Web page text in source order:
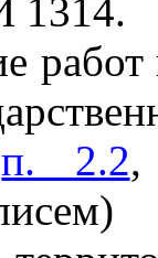
1314.
работ
п. 2.2,